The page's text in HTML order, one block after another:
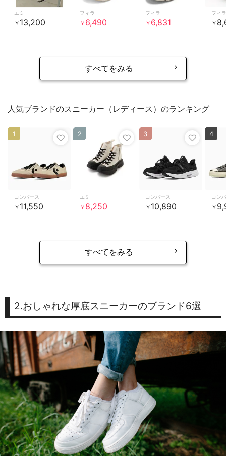
エミ
￥ 13,200
フィラ
￥ 6,490
フィラ
￥ 6,831
フィラ
￥
すべてをみる
人気ブランドのスニーカー（レディース）のランキング
コンバース
￥ 11,550
1
エミ
￥ 8,250
2
コンバース
￥ 10,890
3
コン
￥
4
すべてをみる
2.おしゃれな厚底スニーカーのブランド6選